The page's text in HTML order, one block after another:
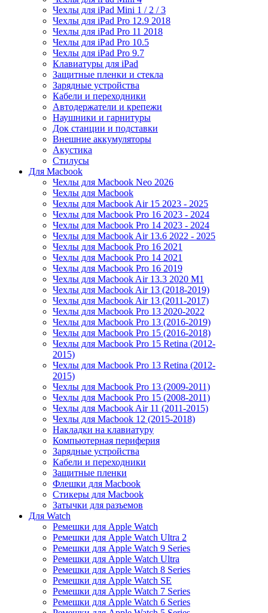
Чехлы для iPad Mini 1 / 2 / 3
Чехлы для iPad Pro 12.9 2018
Чехлы для iPad Pro 11 2018
Чехлы для iPad Pro 10.5
Чехлы для iPad Pro 9.7
Клавиатуры для iPad
Защитные пленки и стекла
Зарядные устройства
Кабели и переходники
Автодержатели и крепежи
Наушники и гарнитуры
Док станции и подставки
Внешние аккумуляторы
Акустика
Стилусы
Для Macbook
Чехлы для Macbook Neo 2026
Чехлы для Macbook
Чехлы для Macbook Air 15 2023 - 2025
Чехлы для Macbook Pro 16 2023 - 2024
Чехлы для Macbook Pro 14 2023 - 2024
Чехлы для Macbook Air 13.6 2022 - 2025
Чехлы для Macbook Pro 16 2021
Чехлы для Macbook Pro 14 2021
Чехлы для Macbook Pro 16 2019
Чехлы для Macbook Air 13.3 2020 M1
Чехлы для Macbook Air 13 (2018-2019)
Чехлы для Macbook Air 13 (2011-2017)
Чехлы для Macbook Pro 13 2020-2022
Чехлы для Macbook Pro 13 (2016-2019)
Чехлы для Macbook Pro 15 (2016-2018)
Чехлы для Macbook Pro 15 Retina (2012-
2015)
Чехлы для Macbook Pro 13 Retina (2012-
2015)
Чехлы для Macbook Pro 13 (2009-2011)
Чехлы для Macbook Pro 15 (2008-2011)
Чехлы для Macbook Air 11 (2011-2015)
Чехлы для Macbook 12 (2015-2018)
Накладки на клавиатуру
Компьютерная периферия
Зарядные устройства
Кабели и переходники
Защитные пленки
Флешки для Macbook
Стикеры для Macbook
Затычки для разъемов
Для Watch
Ремешки для Apple Watch
Ремешки для Apple Watch Ultra 2
Ремешки для Apple Watch 9 Series
Ремешки для Apple Watch Ultra
Ремешки для Apple Watch 8 Series
Ремешки для Apple Watch SE
Ремешки для Apple Watch 7 Series
Ремешки для Apple Watch 6 Series